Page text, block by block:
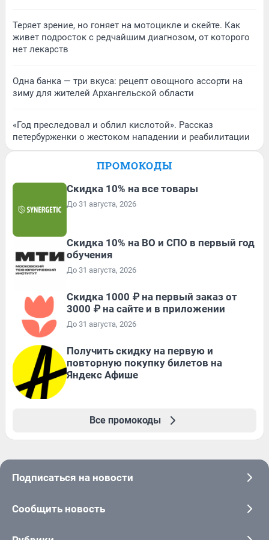
Теряет зрение, но гоняет на мотоцикле и скейте. Как
живет подросток с редчайшим диагнозом, от которого
нет лекарств
Одна банка — три вкуса: рецепт овощного ассорти на
зиму для жителей Архангельской области
«Год преследовал и облил кислотой». Рассказ
петербурженки о жестоком нападении и реабилитации
ПРОМОКОДЫ
Скидка 10% на все товары
До 31 августа, 2026
Скидка 10% на ВО и СПО в первый год
обучения
До 31 августа, 2026
Скидка 1000 ₽ на первый заказ от
3000 ₽ на сайте и в приложении
До 31 августа, 2026
Получить скидку на первую и
повторную покупку билетов на
Яндекс Афише
Все промокоды
Подписаться на новости
Сообщить новость